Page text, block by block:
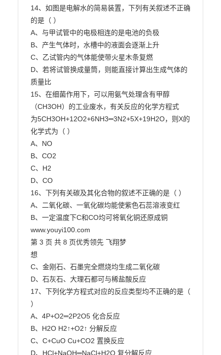
14、如图是电解水的简易装置，下列有关叙述不正确
的是（ ）
A、与甲试管中的电极相连的是电池的负极
B、产生气体时，水槽中的液面会逐渐上升
C、乙试管内的气体能使带火星木条复燃
D、若将试管换成量筒，则能直接计算出生成气体的
质量比
15、在细菌作用下，可以用氨气处理含有甲醇
（CH3OH）的工业废水，有关反应的化学方程式
为5CH3OH+12O2+6NH3═3N2+5X+19H2O，则X的
化学式为（ ）
A、NO
B、CO2
C、H2
D、CO
16、下列有关碳及其化合物的叙述不正确的是（ ）
A、二氧化碳、一氧化碳均能使紫色石蕊溶液变红
B、一定温度下C和CO均可将氧化铜还原成铜
www.youyi100.com
第 3 页 共 8 页优秀领先 飞翔梦
想
C、金刚石、石墨完全燃烧均生成二氧化碳
D、石灰石、大理石都可与稀盐酸反应
17、下列化学方程式对应的反应类型均不正确的是（
）
A、4P+O2═2P2O5 化合反应
B、H2O H2↑+O2↑ 分解反应
C、C+CuO Cu+CO2 置换反应
D、HCl+NaOH═NaCl+H2O 复分解反应